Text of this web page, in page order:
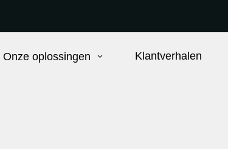
Onze oplossingen Klantverhalen